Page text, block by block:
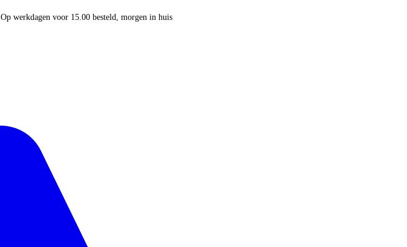
Op werkdagen voor 15.00 besteld, morgen in huis